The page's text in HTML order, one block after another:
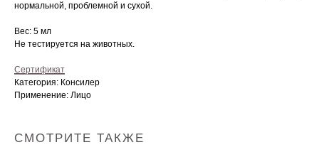
нормальной, проблемной и сухой.
Вес: 5 мл
Не тестируется на животных.
Сертификат
Категория: Консилер
Применение: Лицо
СМОТРИТЕ ТАКЖЕ